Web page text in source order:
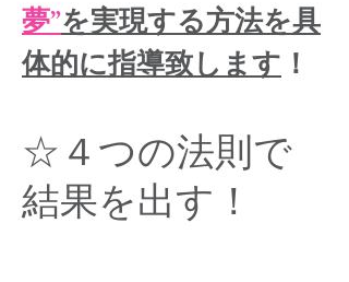
夢”を実現する方法を具
体的に指導致します ！
​☆４つの法則で
結果を出す！